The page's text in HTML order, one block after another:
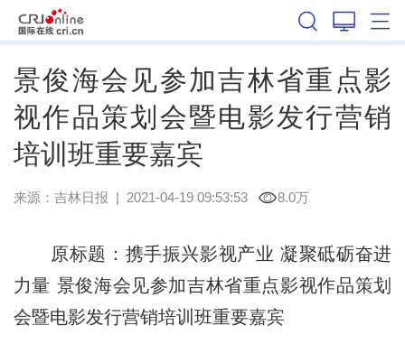
景俊海会见参加吉林省重点影
视作品策划会暨电影发行营销
培训班重要嘉宾
来源： 吉林日报 | 2021-04-19 09:53:53 8.0万
原标题：携手振兴影视产业 凝聚砥砺奋进
力量 景俊海会见参加吉林省重点影视作品策划
会暨电影发行营销培训班重要嘉宾